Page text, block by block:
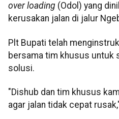
over loading (Odol) yang
kerusakan jalan di jalur
Plt Bupati telah
bersama tim khusus untuk
solusi.
"Dishub dan tim khusus
agar jalan tidak cepat